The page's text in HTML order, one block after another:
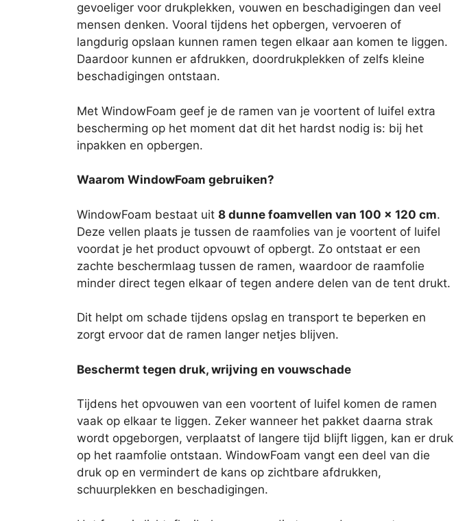
gevoeliger voor drukplekken, vouwen en beschadigingen dan veel
mensen denken. Vooral tijdens het opbergen, vervoeren of
langdurig opslaan kunnen ramen tegen elkaar aan komen te liggen.
Daardoor kunnen er afdrukken, doordrukplekken of zelfs kleine
beschadigingen ontstaan.
Met WindowFoam geef je de ramen van je voortent of luifel extra
bescherming op het moment dat dit het hardst nodig is: bij het
inpakken en opbergen.
Waarom WindowFoam gebruiken?
WindowFoam bestaat uit 8 dunne foamvellen van 100 x 120 cm.
Deze vellen plaats je tussen de raamfolies van je voortent of luifel
voordat je het product opvouwt of opbergt. Zo ontstaat er een
zachte beschermlaag tussen de ramen, waardoor de raamfolie
minder direct tegen elkaar of tegen andere delen van de tent drukt.
Dit helpt om schade tijdens opslag en transport te beperken en
zorgt ervoor dat de ramen langer netjes blijven.
Beschermt tegen druk, wrijving en vouwschade
Tijdens het opvouwen van een voortent of luifel komen de ramen
vaak op elkaar te liggen. Zeker wanneer het pakket daarna strak
wordt opgeborgen, verplaatst of langere tijd blijft liggen, kan er druk
op het raamfolie ontstaan. WindowFoam vangt een deel van die
druk op en vermindert de kans op zichtbare afdrukken,
schuurplekken en beschadigingen.